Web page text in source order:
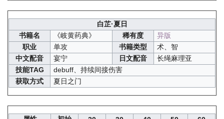
白芷·夏日
书籍名
《岐黄药典》 稀有度
异版
职业
单攻 书籍类型
术、智
中文配音
宴宁 日文配音
长绳麻理亚
技能TAG
debuff、持续间接伤害
获取方式
夏日之门